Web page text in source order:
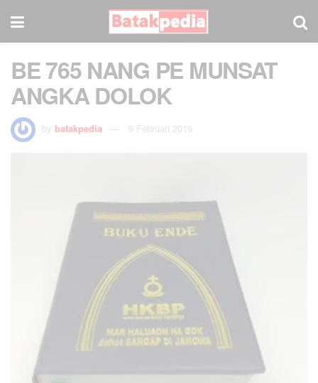
BE 765 NANG PE MUNSAT
ANGKA DOLOK
by batakpedia 9 Februari 2019